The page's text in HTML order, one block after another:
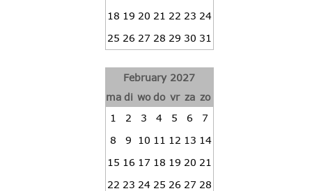
18 19 20 21 22 23 24
25 26 27 28 29 30 31
February 2027
ma di wodo vr za zo
1
2 3 4 5 6
7
8
9 10 11 12 13 14
15 16 17 18 19 20 21
22 23 24 25 26 27 28